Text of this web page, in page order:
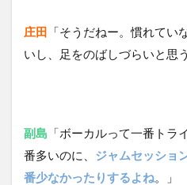
庄田 「そうだねー。慣れてい
いし、足をのばしづらいと思う
副島 「ボーカルって一番トラ
番多いのに、 ジャムセッショ
番少なかったりするよね。」